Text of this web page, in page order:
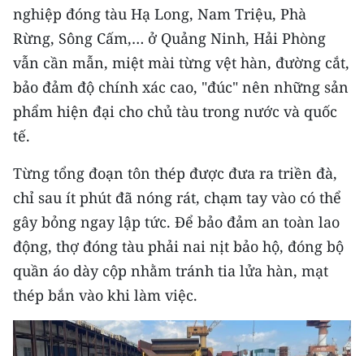
54 DÂN TỘC VIỆT NAM
CHƯƠNG TRÌNH OCOP - MỖI XÃ
MỘT SẢN PHẨM
RADIO
E-Magazine
Video
Media Chính trị
Media Kinh tế
Media Văn hóa
nghiệp đóng tàu Hạ Long, Nam Triệu, Phà
Rừng, Sông Cấm,… ở Quảng Ninh, Hải Phòng
vẫn cần mẫn, miệt mài từng vệt hàn, đường cắt,
bảo đảm độ chính xác cao, "đúc" nên những sản
phẩm hiện đại cho chủ tàu trong nước và quốc
tế.
Từng tổng đoạn tôn thép được đưa ra triền đà,
chỉ sau ít phút đã nóng rát, chạm tay vào có thể
gây bỏng ngay lập tức. Để bảo đảm an toàn lao
động, thợ đóng tàu phải nai nịt bảo hộ, đóng bộ
quần áo dày cộp nhằm tránh tia lửa hàn, mạt
thép bắn vào khi làm việc.